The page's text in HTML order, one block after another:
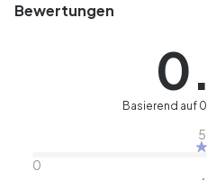
Bewertungen
Basierend auf
5
0